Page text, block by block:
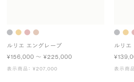
ルリエ エングレーブ
¥156,000 〜 ¥225,000
表示商品： ¥207,000
ルリエ
表示商